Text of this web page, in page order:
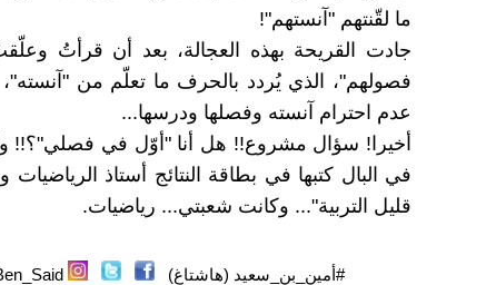
ما لقّنتهم "آنستهم"!
جادت القريحة بهذه العجالة، بعد أن قرأتُ
فصولهم"، الذي يُردد بالحرف ما تعلّم من
عدم احترام آنسته وفصلها ودرسها...
في البال كتبها في بطاقة النتائج أستاذ
قليل التربية"... وكانت شعبتي... رياضيات.
#أمين_بن_سعيد (هاشتاغ)